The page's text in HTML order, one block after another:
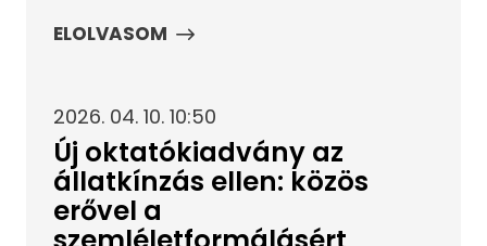
ELOLVASOM
2026. 04. 10. 10:50
Új oktatókiadvány az
állatkínzás ellen: közös
erővel a